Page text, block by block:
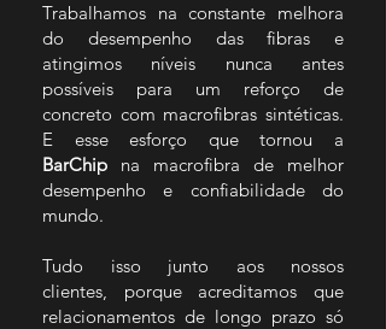
Trabalhamos na constante melhora
do desempenho das fibras e
atingimos níveis nunca antes
possíveis para um reforço de
concreto com macrofibras sintéticas.
E esse esforço que tornou a
BarChip na macrofibra de melhor
desempenho e confiabilidade do
mundo.
Tudo isso junto aos nossos
clientes, porque acreditamos que
relacionamentos de longo prazo só